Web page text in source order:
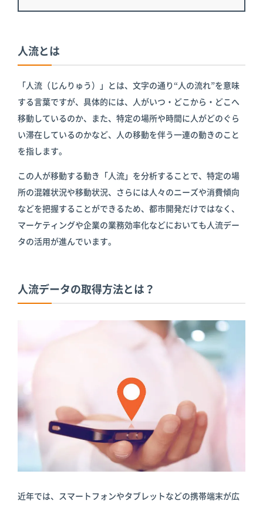
人流とは
「人流（じんりゅう）」とは、文字の通り“人の流れ”を意味
する言葉ですが、具体的には、人がいつ・どこから・どこへ
移動しているのか、また、特定の場所や時間に人がどのぐら
い滞在しているのかなど、人の移動を伴う一連の動きのこと
を指します。
この人が移動する動き「人流」を分析することで、特定の場
所の混雑状況や移動状況、さらには人々のニーズや消費傾向
などを把握することができるため、都市開発だけではなく、
マーケティングや企業の業務効率化などにおいても人流デー
タの活用が進んでいます。
人流データの取得方法とは？
近年では、スマートフォンやタブレットなどの携帯端末が広